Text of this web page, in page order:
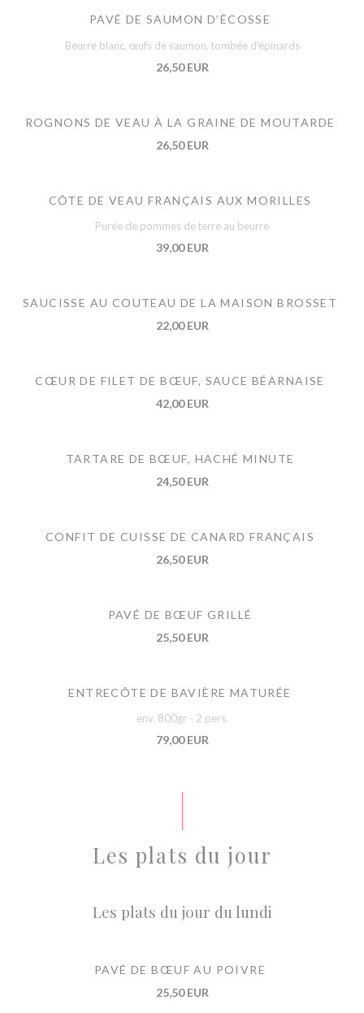
PAVÉ DE SAUMON D’ÉCOSSE
Beurre blanc, œufs de saumon, tombée d’épinards
26,50 EUR
ROGNONS DE VEAU À LA GRAINE DE MOUTARDE
26,50 EUR
CÔTE DE VEAU FRANÇAIS AUX MORILLES
Purée de pommes de terre au beurre
39,00 EUR
SAUCISSE AU COUTEAU DE LA MAISON BROSSET
22,00 EUR
CŒUR DE FILET DE BŒUF, SAUCE BÉARNAISE
42,00 EUR
TARTARE DE BŒUF, HACHÉ MINUTE
24,50 EUR
CONFIT DE CUISSE DE CANARD FRANÇAIS
26,50 EUR
PAVÉ DE BŒUF GRILLÉ
25,50 EUR
ENTRECÔTE DE BAVIÈRE MATURÉE
env. 800gr - 2 pers.
79,00 EUR
Les plats du jour
Les plats du jour du lundi
PAVÉ DE BŒUF AU POIVRE
25,50 EUR